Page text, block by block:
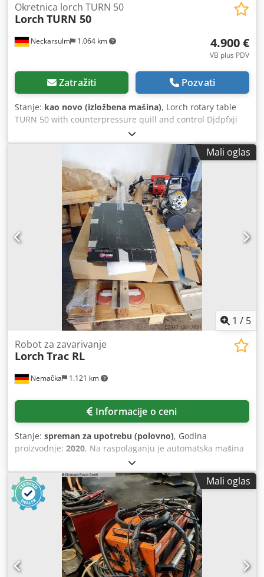
Neckarsulm 1.064 km
Okretnica lorch TURN 50
Lorch TURN 50
4.900 €
VB plus PDV
Zatražiti Pozvati
Stanje: kao novo (izložbena mašina), Lorch rotary table
TURN 50 with counterpressure quill and control Djdpfxji
Mali oglas
1 / 5
Nemačka 1.121 km
Robot za zavarivanje
Lorch Trac RL
Informacije o ceni
Stanje: spreman za upotrebu (polovno), Godina
proizvodnje: 2020, Na raspolaganju je automatska mašina
za zavarivanje Lorch, uključujući vakuumsku pumpu i
poprečnu gredu. Struja: 230V, Snaga: 100V, Min. Debljina
materijala: 5mm, Vučna sila Vertikalno / Horizontalno:
150N / 350N, Brzina Vertikalna / Horizontalna: 1100mm /
min / 1200mm / min, Dimenzije mašine Ks / I / Z: cca.
450mm / 670mm / 370mm, Težina: cca. 25kg.
Dokumentacija dostupna. Moguća je inspekcija na licu
mesta. Dkodpfx Asv Rfq Djdqjr
Mali oglas